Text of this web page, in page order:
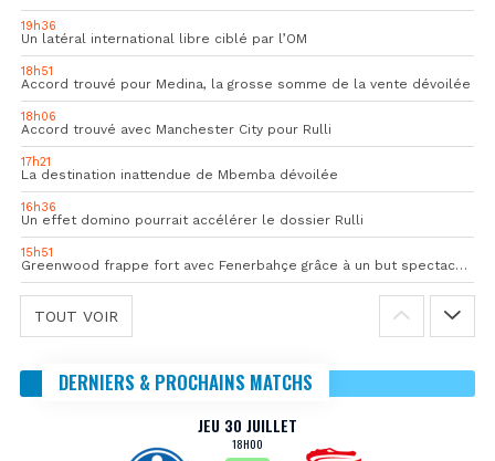
19h36
Un latéral international libre ciblé par l’OM
18h51
Accord trouvé pour Medina, la grosse somme de la vente dévoilée
18h06
Accord trouvé avec Manchester City pour Rulli
17h21
La destination inattendue de Mbemba dévoilée
16h36
Un effet domino pourrait accélérer le dossier Rulli
15h51
Greenwood frappe fort avec Fenerbahçe grâce à un but spectaculaire
TOUT VOIR
DERNIERS & PROCHAINS MATCHS
JEU 30 JUILLET
18H00